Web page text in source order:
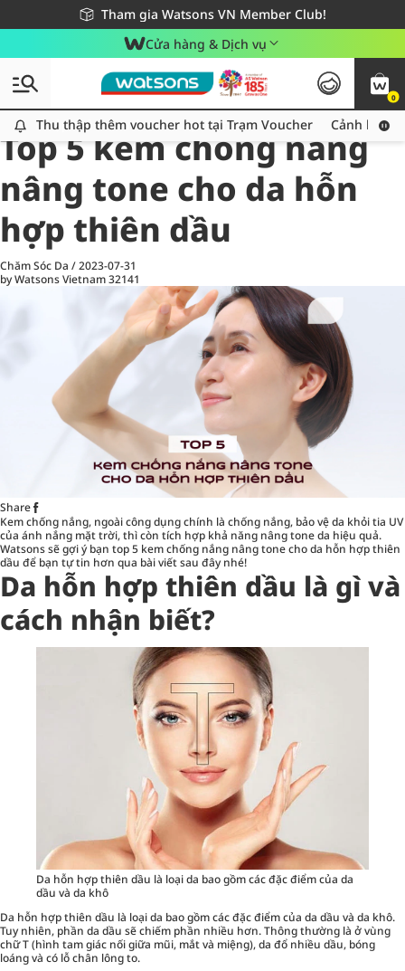
Tham gia Watsons VN Member Club!
Miễn phí giao hàng cho đơn hàng từ 249,000Đ
Giao hàng nhanh 24h - Áp dụng khu vực TP. Hồ Chí Minh
Cửa hàng & Dịch vụ
0
Thu thập thêm voucher hot tại Trạm Voucher
Thu thập thêm voucher hot tại Trạm Voucher Cảnh báo
All
Chăm Sóc Cá Nhân
Top 5 kem chống nắng
nâng tone cho da hỗn
hợp thiên dầu
Chăm Sóc Da /2023-07-31
by Watsons Vietnam32141
Share
Kem chống nắng, ngoài công dụng chính là chống nắng, bảo vệ da khỏi tia UV
của ánh nắng mặt trời, thì còn tích hợp khả năng nâng tone da hiệu quả.
Watsons sẽ gợi ý bạn top 5 kem chống nắng nâng tone cho da hỗn hợp thiên
dầu để bạn tự tin hơn qua bài viết sau đây nhé!
Da hỗn hợp thiên dầu là gì và
cách nhận biết?
Da hỗn hợp thiên dầu là loại da bao gồm các đặc điểm của da
dầu và da khô
Da hỗn hợp thiên dầu là loại da bao gồm các đặc điểm của da dầu và da khô.
Tuy nhiên, phần da dầu sẽ chiếm phần nhiều hơn. Thông thường là ở vùng
chữ T (hình tam giác nối giữa mũi, mắt và miệng), da đổ nhiều dầu, bóng
loáng và có lỗ chân lông to.